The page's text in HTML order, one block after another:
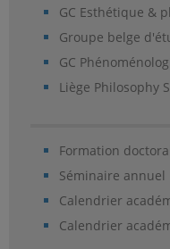
GC Esthétique &
Groupe belge
GC
Liège Philosophy
Formation
Séminaire annuel
Calendrier
Calendrier